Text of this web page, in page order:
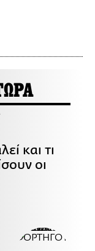
και τι
οι